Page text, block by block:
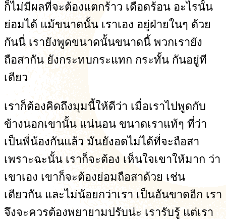
ก็ไม่มีผลที่จะต้องแตกร้าว เดือดร้อน อะไรนั้น
ย่อมได้ แม้ขนาดนั้น เราเอง อยู่ฝ่ายในๆ ด้วย
กันนี่ เรายังพูดขนาดนั้นขนาดนี้ พวกเรายัง
ถือสากัน ยังกระทบกระแทก กระทั้น กันอยู่ที
เดียว
เราก็ต้องคิดถึงมุมนี้ให้ดีว่า เมื่อเราไปพูดกับ
ข้างนอกเขานั้น แน่นอน ขนาดเราแท้ๆ ที่ว่า
เป็นพี่น้องกันแล้ว มันยังอดไม่ได้ที่จะถือสา
เพราะฉะนั้น เราก็จะต้อง เห็นใจเขาให้มาก ว่า
เขาเอง เขาก็จะต้องย่อมถือสาด้วย เช่น
เดียวกัน และไม่น้อยกว่าเรา เป็นอันขาดอีก เรา
จึงจะควรต้องพยายามปรับน่ะ เรารับรู้ แต่เรา